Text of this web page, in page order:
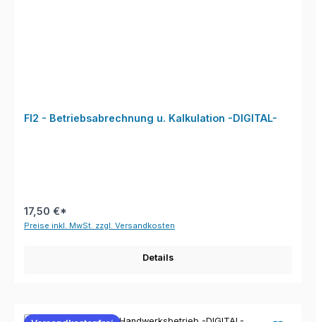
FI2 - Betriebsabrechnung u. Kalkulation -DIGITAL-
17,50 €*
Preise inkl. MwSt. zzgl. Versandkosten
Details